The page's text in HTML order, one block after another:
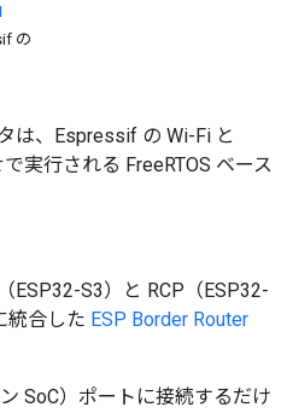
の
は、Espressif の Wi-Fi と
実行される FreeRTOS ベース
ESP32-S3）と RCP（ESP32-
統合した ESP Border Router
SoC）ポートに接続するだけ